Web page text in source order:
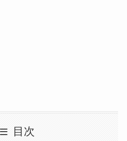
目次